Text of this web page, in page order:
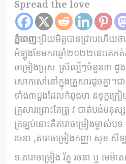
Spread the love
ភ្នំពេញ:ប្រិយមិត្តបានជ្រាបហើយថ
អំឡុងខែមករាឆ្នាំ២០២២នេះគេក
ចម្រៀងប្រុស-ស្រីល្បីៗចំនួន៣ ដួង
សោកសៅនៅក្នុងគ្រួសារដូចគ្នា។ជា
ទាំង៣ដួងដែលកំពុងមា នទុក្ខក្រ
គ្រួសារព្រោះតែត្រូ វ បាត់បង់មនុស្
ត្រឡប់នោះគឺតារាចម្រៀងម្ចាស់បទ
រចនា ,តារាចម្រៀងកញ្ញា សុខ
១.តារាចម្រៀង រ័ត្ន រចនា ឬ មេម៉